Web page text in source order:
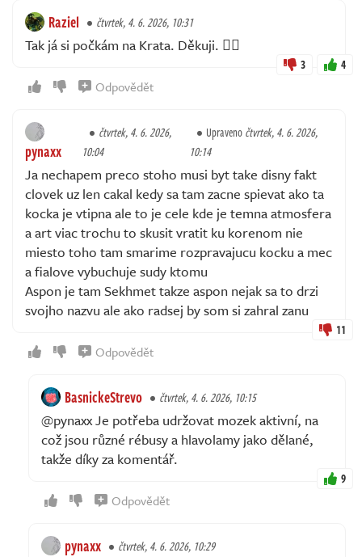
Raziel čtvrtek, 4. 6. 2026, 10:31
Tak já si počkám na Krata. Děkuji. ✌🏻
3 4
Odpovědět
pynaxx
čtvrtek, 4. 6. 2026,
10:04
Upravenočtvrtek, 4. 6. 2026,
10:14
Ja nechapem preco stoho musi byt take disny fakt
clovek uz len cakal kedy sa tam zacne spievat ako ta
kocka je vtipna ale to je cele kde je temna atmosfera
a art viac trochu to skusit vratit ku korenom nie
miesto toho tam smarime rozpravajucu kocku a mec
a fialove vybuchuje sudy ktomu
Aspon je tam Sekhmet takze aspon nejak sa to drzi
svojho nazvu ale ako radsej by som si zahral zanu
11
Odpovědět
BasnickeStrevo čtvrtek, 4. 6. 2026, 10:15
@pynaxx Je potřeba udržovat mozek aktivní, na
což jsou různé rébusy a hlavolamy jako dělané,
takže díky za komentář.
9
Odpovědět
pynaxx čtvrtek, 4. 6. 2026, 10:29